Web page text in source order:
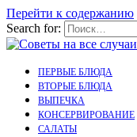
Перейти к содержанию
Search for:
ПЕРВЫЕ БЛЮДА
ВТОРЫЕ БЛЮДА
ВЫПЕЧКА
КОНСЕРВИРОВАНИЕ
САЛАТЫ